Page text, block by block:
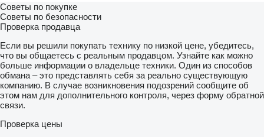
Советы по покупке
Советы по безопасности
Проверка продавца
Если вы решили покупать технику по низкой цене, убедитесь,
что вы общаетесь с реальным продавцом. Узнайте как можно
больше информации о владельце техники. Один из способов
обмана – это представлять себя за реально существующую
компанию. В случае возникновения подозрений сообщите об
этом нам для дополнительного контроля, через форму обратной
связи.
Проверка цены